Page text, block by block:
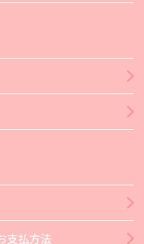
支払方法